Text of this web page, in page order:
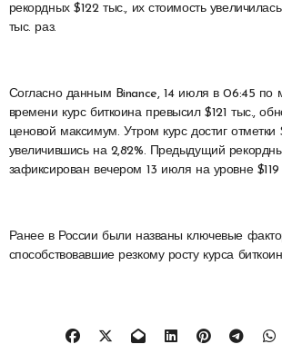
рекордных $122 тыс., их стоимость
тыс. раз.
Согласно данным Binance, 14 июля в 06:45 по
времени курс биткоина превысил $121 тыс.,
ценовой максимум. Утром курс достиг отметки
увеличившись на 2,82%. Предыдущий
зафиксирован вечером 13 июля на уровне $119
Ранее в России были названы ключевые
способствовавшие резкому росту курса